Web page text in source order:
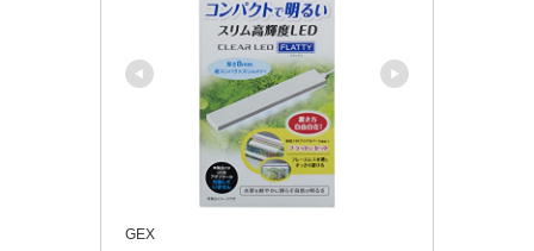
GEX